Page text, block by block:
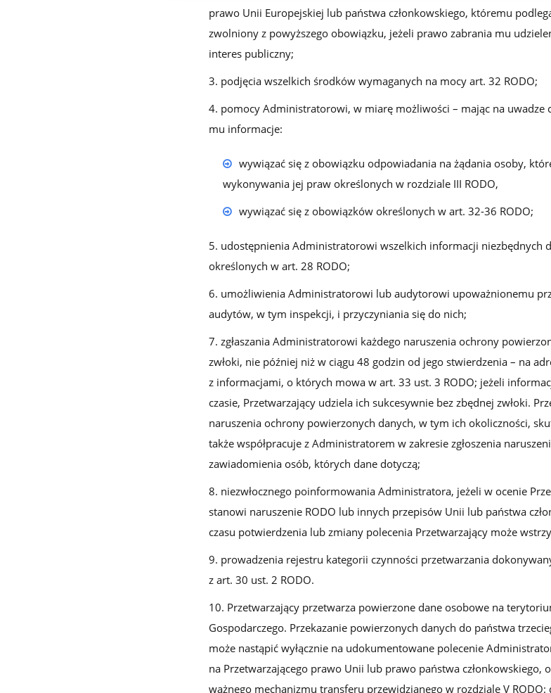
prawo Unii Europejskiej lub państwa członkowskiego, któremu
zwolniony z powyższego obowiązku, jeżeli prawo zabrania mu
interes publiczny;
podjęcia wszelkich środków wymaganych na mocy art. 32 RODO;
pomocy Administratorowi, w miarę możliwości – mając na uwadze
mu informacje:
wywiązać się z obowiązku odpowiadania na żądania osoby,
wykonywania jej praw określonych w rozdziale III RODO,
wywiązać się z obowiązków określonych w art. 32-36 RODO;
udostępnienia Administratorowi wszelkich informacji niezbędnych
określonych w art. 28 RODO;
umożliwienia Administratorowi lub audytorowi upoważnionemu
audytów, w tym inspekcji, i przyczyniania się do nich;
zgłaszania Administratorowi każdego naruszenia ochrony
zwłoki, nie później niż w ciągu 48 godzin od jego stwierdzenia – na
z informacjami, o których mowa w art. 33 ust. 3 RODO; jeżeli
czasie, Przetwarzający udziela ich sukcesywnie bez zbędnej zwłoki.
naruszenia ochrony powierzonych danych, w tym ich okoliczności,
także współpracuje z Administratorem w zakresie zgłoszenia
zawiadomienia osób, których dane dotyczą;
niezwłocznego poinformowania Administratora, jeżeli w ocenie
stanowi naruszenie RODO lub innych przepisów Unii lub państwa
czasu potwierdzenia lub zmiany polecenia Przetwarzający może
prowadzenia rejestru kategorii czynności przetwarzania
z art. 30 ust. 2 RODO.
Przetwarzający przetwarza powierzone dane osobowe na
Gospodarczego. Przekazanie powierzonych danych do państwa
może nastąpić wyłącznie na udokumentowane polecenie
na Przetwarzającego prawo Unii lub prawo państwa członkowskiego,
ważnego mechanizmu transferu przewidzianego w rozdziale V